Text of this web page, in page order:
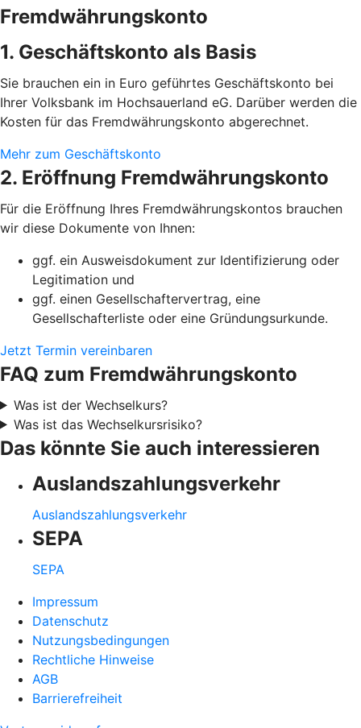
Fremdwährungskonto
1. Geschäftskonto als Basis
Sie brauchen ein in Euro geführtes Geschäftskonto bei
Ihrer Volksbank im Hochsauerland eG. Darüber werden die
Kosten für das Fremdwährungskonto abgerechnet.
Mehr zum Geschäftskonto
2. Eröffnung Fremdwährungskonto
Für die Eröffnung Ihres Fremdwährungskontos brauchen
wir diese Dokumente von Ihnen:
ggf. ein Ausweisdokument zur Identifizierung oder
Legitimation und
ggf. einen Gesellschaftervertrag, eine
Gesellschafterliste oder eine Gründungsurkunde.
Jetzt Termin vereinbaren
FAQ zum Fremdwährungskonto
Was ist der Wechselkurs?
Was ist das Wechselkursrisiko?
Das könnte Sie auch interessieren
Auslandszahlungsverkehr
Auslandszahlungsverkehr
SEPA
SEPA
Impressum
Datenschutz
Nutzungsbedingungen
Rechtliche Hinweise
AGB
Barrierefreiheit